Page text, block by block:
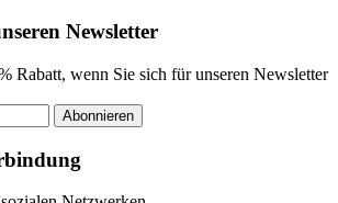
Newsletter
Rabatt, wenn Sie sich für unseren Newsletter
Abonnieren